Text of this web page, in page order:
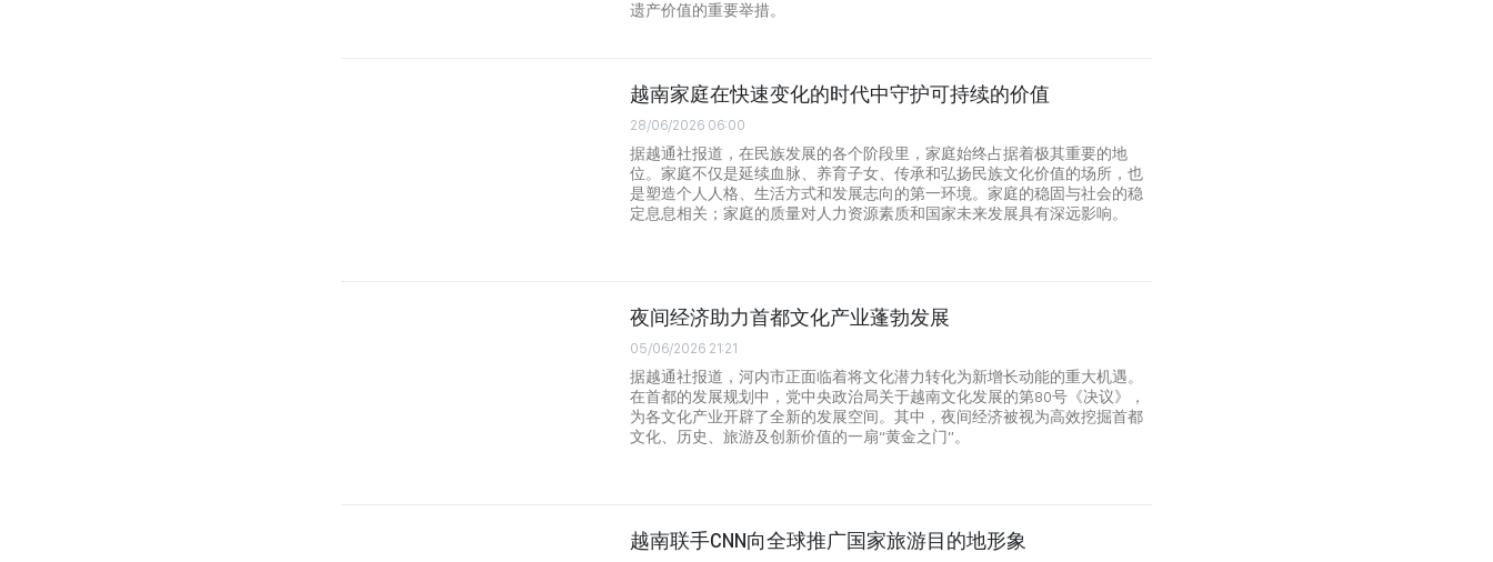
遗产价值的重要举措。
越南家庭在快速变化的时代中守护可持续的价值
28/06/2026 06:00
据越通社报道，在民族发展的各个阶段里，家庭始终占据着极其重要的地
位。家庭不仅是延续血脉、养育子女、传承和弘扬民族文化价值的场所，也
是塑造个人人格、生活方式和发展志向的第一环境。家庭的稳固与社会的稳
定息息相关；家庭的质量对人力资源素质和国家未来发展具有深远影响。
夜间经济助力首都文化产业蓬勃发展
05/06/2026 21:21
据越通社报道，河内市正面临着将文化潜力转化为新增长动能的重大机遇。
在首都的发展规划中，党中央政治局关于越南文化发展的第80号《决议》，
为各文化产业开辟了全新的发展空间。其中，夜间经济被视为高效挖掘首都
文化、历史、旅游及创新价值的一扇“黄金之门”。
越南联手CNN向全球推广国家旅游目的地形象